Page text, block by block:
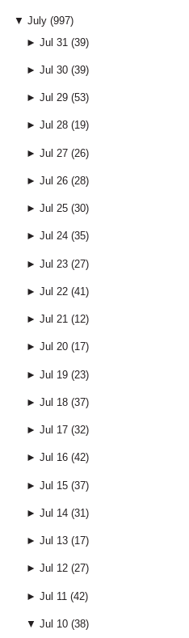
▼ July (997)
►Jul 31 (39)
►Jul 30 (39)
►Jul 29 (53)
►Jul 28 (19)
►Jul 27 (26)
►Jul 26 (28)
►Jul 25 (30)
►Jul 24 (35)
►Jul 23 (27)
►Jul 22 (41)
►Jul 21 (12)
►Jul 20 (17)
►Jul 19 (23)
►Jul 18 (37)
►Jul 17 (32)
►Jul 16 (42)
►Jul 15 (37)
►Jul 14 (31)
►Jul 13 (17)
►Jul 12 (27)
►Jul 11 (42)
▼Jul 10 (38)